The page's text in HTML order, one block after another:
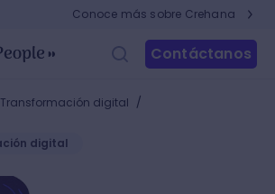
Conoce más sobre Crehana
Contáctanos
Transformación digital /
digital
en empresas: El 87% se